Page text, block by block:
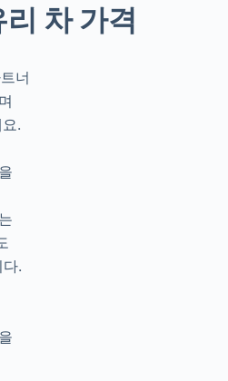
차 가격
너
.
.